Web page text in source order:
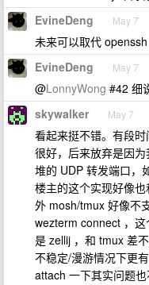
EvineDeng May 7
未来可以取代
EvineDeng May 7
@LonnyWong #42 细
skywalker May 7
看起来挺不错。有段
很好，后来放弃是因
堆的 UDP 转发端口，
楼主的这个实现好像
外 mosh/tmux 好像不
wezterm connect ，
是 zellij ，和 tmux 差
不稳定/漫游情况下更
attach 一下其实问题也